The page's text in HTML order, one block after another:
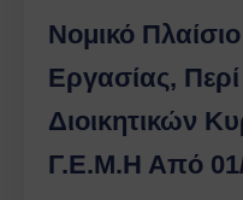
Νομικό
Εργασίας,
Διοικητικών
Γ.Ε.Μ.Η Από